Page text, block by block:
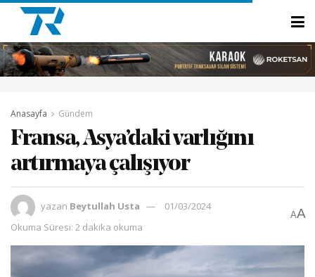
Anasayfa Gündem
Fransa, Asya’daki varlığını
artırmaya çalışıyor
yazan Beytullah Usta
01/03/2024
Okuma Süresi: 2 dakika okuma
AA